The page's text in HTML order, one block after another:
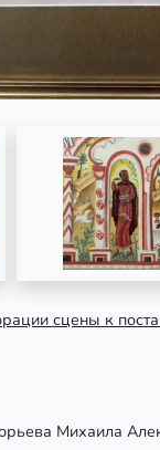
сцены к
Михаила